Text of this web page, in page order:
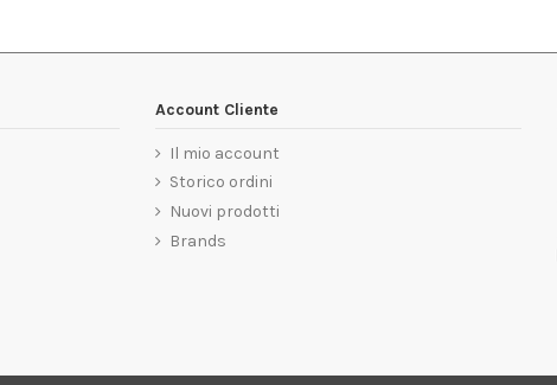
Account Cliente
Il mio account
Storico ordini
Nuovi prodotti
Brands